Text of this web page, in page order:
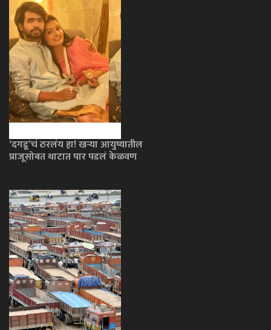
‘दगडू’चं ठरलंय हा! खऱ्या आयुष्यातील
प्राजूसोबत थाटात पार पडलं केळवण